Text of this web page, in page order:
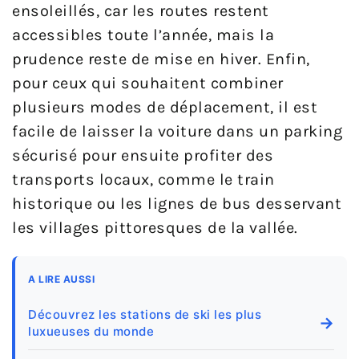
ensoleillés, car les routes restent
accessibles toute l’année, mais la
prudence reste de mise en hiver. Enfin,
pour ceux qui souhaitent combiner
plusieurs modes de déplacement, il est
facile de laisser la voiture dans un parking
sécurisé pour ensuite profiter des
transports locaux, comme le train
historique ou les lignes de bus desservant
les villages pittoresques de la vallée.
A LIRE AUSSI
Découvrez les stations de ski les plus
luxueuses du monde
→